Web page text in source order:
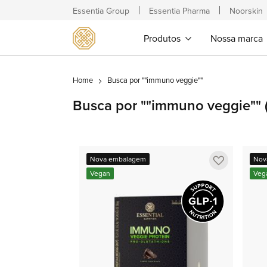
Produtos Nossa marca
Home Busca por ""immuno veggie""
Busca por ""immuno veggie""
Adicionar
lista
de
Nova embalagem
Vegan
Essentia Group Essentia Pharma Noorskin